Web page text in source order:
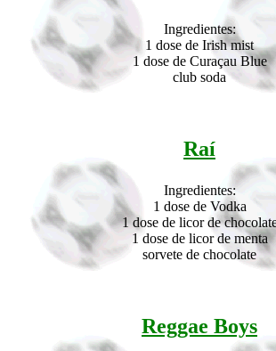
Ingredientes:
1 dose de Irish mist
1 dose de Curaçau Blue
club soda
Raí
Ingredientes:
1 dose de Vodka
1 dose de licor de
1 dose de licor de menta
sorvete de chocolate
Reggae Boys